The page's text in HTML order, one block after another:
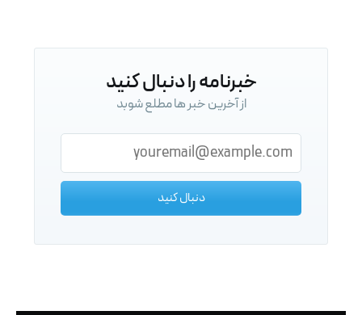
خبرنامه را دنبال کنید
از آخرین خبر ها مطلع شوبد
دنبال کنید
دنبال کنید